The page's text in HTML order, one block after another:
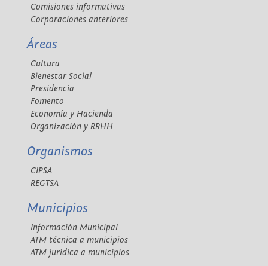
Comisiones informativas
Corporaciones anteriores
Áreas
Cultura
Bienestar Social
Presidencia
Fomento
Economía y Hacienda
Organización y RRHH
Organismos
CIPSA
REGTSA
Municipios
Información Municipal
ATM técnica a municipios
ATM jurídica a municipios